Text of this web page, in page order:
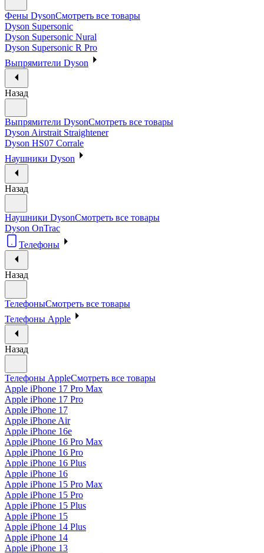
Фены DysonСмотреть все товары
Dyson Supersonic
Dyson Supersonic Nural
Dyson Supersonic R Pro
Выпрямители Dyson
Назад
Выпрямители DysonСмотреть все товары
Dyson Airstrait Straightener
Dyson HS07 Corrale
Наушники Dyson
Назад
Наушники DysonСмотреть все товары
Dyson OnTrac
Телефоны
Назад
ТелефоныСмотреть все товары
Телефоны Apple
Назад
Телефоны AppleСмотреть все товары
Apple iPhone 17 Pro Max
Apple iPhone 17 Pro
Apple iPhone 17
Apple iPhone Air
Apple iPhone 16e
Apple iPhone 16 Pro Max
Apple iPhone 16 Pro
Apple iPhone 16 Plus
Apple iPhone 16
Apple iPhone 15 Pro Max
Apple iPhone 15 Pro
Apple iPhone 15 Plus
Apple iPhone 15
Apple iPhone 14 Plus
Apple iPhone 14
Apple iPhone 13